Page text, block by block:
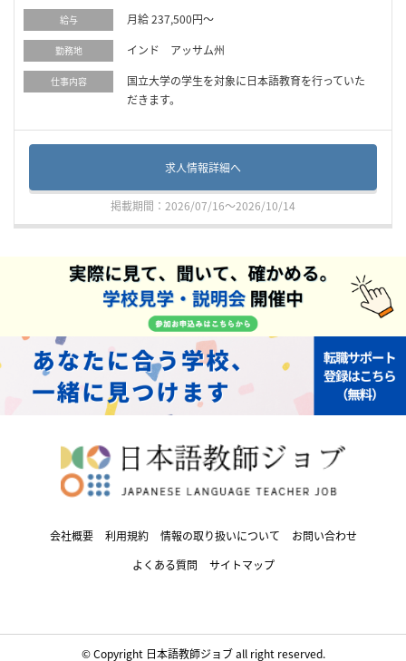
給与 月給 237,500円～
勤務地 インド アッサム州
仕事内容
国立大学の学生を対象に日本語教育を行っていた
だきます。
求人情報詳細へ
掲載期間：2026/07/16～2026/10/14
会社概要 利用規約 情報の取り扱いについて
お問い合わせ
よくある質問
サイトマップ
© Copyright 日本語教師ジョブ all right reserved.